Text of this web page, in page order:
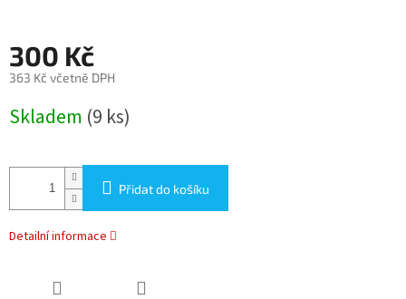
300 Kč
363 Kč včetně DPH
cena:
Skladem (9 ks)
Přidat do košíku
Detailní informace